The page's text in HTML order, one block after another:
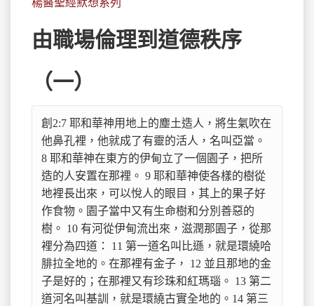
由職場倫理到道德秩序
（一）
創2:7 耶和華神用地上的塵土造人，將生氣吹在
他鼻孔裡，他就成了有靈的活人，名叫亞當。
8 耶和華神在東方的伊甸立了一個園子，把所
造的人安置在那裡。 9 耶和華神使各樣的樹從
地裡長出來，可以悅人的眼目，其上的果子好
作食物。園子當中又有生命樹和分別善惡的
樹。 10 有河從伊甸流出來，滋潤那園子，從那
裡分為四道： 11 第一道名叫比遜，就是環繞哈
腓拉全地的。在那裡有金子， 12 並且那地的金
子是好的；在那裡又有珍珠和紅瑪瑙。 13 第二
道河名叫基訓，就是環繞古實全地的。14 第三